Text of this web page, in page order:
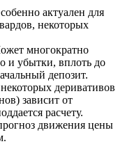
актуален для
некоторых
многократно
и убытки, вплоть до
депозит.
деривативов
зависит от
расчету.
движения цены